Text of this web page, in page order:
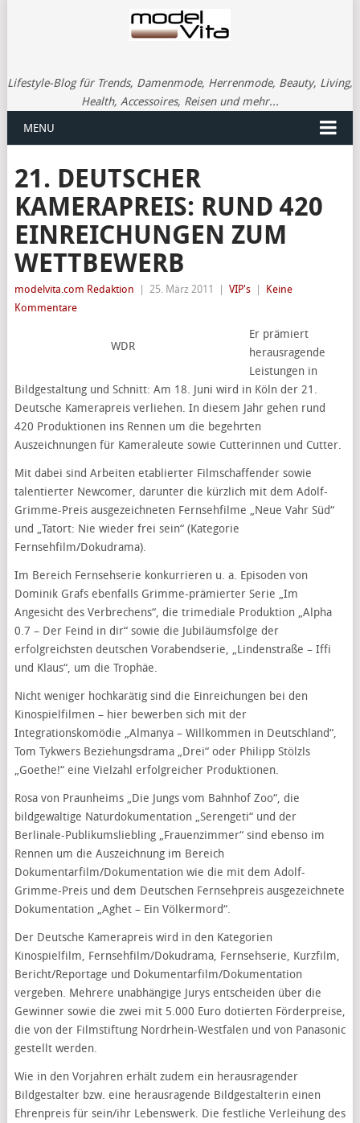
Lifestyle-Blog für Trends, Damenmode, Herrenmode, Beauty, Living,
Health, Accessoires, Reisen und mehr...
MENU
21. DEUTSCHER
KAMERAPREIS: RUND 420
EINREICHUNGEN ZUM
WETTBEWERB
modelvita.com Redaktion 25. März 2011 VIP's
Keine
Kommentare
WDR
Er prämiert
herausragende
Leistungen in
Bildgestaltung und Schnitt: Am 18. Juni wird in Köln der 21.
Deutsche Kamerapreis verliehen. In diesem Jahr gehen rund
420 Produktionen ins Rennen um die begehrten
Auszeichnungen für Kameraleute sowie Cutterinnen und Cutter.
Mit dabei sind Arbeiten etablierter Filmschaffender sowie
talentierter Newcomer, darunter die kürzlich mit dem Adolf-
Grimme-Preis ausgezeichneten Fernsehfilme „Neue Vahr Süd“
und „Tatort: Nie wieder frei sein“ (Kategorie
Fernsehfilm/Dokudrama).
Im Bereich Fernsehserie konkurrieren u. a. Episoden von
Dominik Grafs ebenfalls Grimme-prämierter Serie „Im
Angesicht des Verbrechens“, die trimediale Produktion „Alpha
0.7 – Der Feind in dir“ sowie die Jubiläumsfolge der
erfolgreichsten deutschen Vorabendserie, „Lindenstraße – Iffi
und Klaus“, um die Trophäe.
Nicht weniger hochkarätig sind die Einreichungen bei den
Kinospielfilmen – hier bewerben sich mit der
Integrationskomödie „Almanya – Willkommen in Deutschland“,
Tom Tykwers Beziehungsdrama „Drei“ oder Philipp Stölzls
„Goethe!“ eine Vielzahl erfolgreicher Produktionen.
Rosa von Praunheims „Die Jungs vom Bahnhof Zoo“, die
bildgewaltige Naturdokumentation „Serengeti“ und der
Berlinale-Publikumsliebling „Frauenzimmer“ sind ebenso im
Rennen um die Auszeichnung im Bereich
Dokumentarfilm/Dokumentation wie die mit dem Adolf-
Grimme-Preis und dem Deutschen Fernsehpreis ausgezeichnete
Dokumentation „Aghet – Ein Völkermord“.
Der Deutsche Kamerapreis wird in den Kategorien
Kinospielfilm, Fernsehfilm/Dokudrama, Fernsehserie, Kurzfilm,
Bericht/Reportage und Dokumentarfilm/Dokumentation
vergeben. Mehrere unabhängige Jurys entscheiden über die
Gewinner sowie die zwei mit 5.000 Euro dotierten Förderpreise,
die von der Filmstiftung Nordrhein-Westfalen und von Panasonic
gestellt werden.
Wie in den Vorjahren erhält zudem ein herausragender
Bildgestalter bzw. eine herausragende Bildgestalterin einen
Ehrenpreis für sein/ihr Lebenswerk. Die festliche Verleihung des